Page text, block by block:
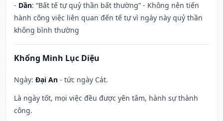
- Dần: “Bất tế tự quỷ thần bất thường” - Không nên tiến
hành công việc liên quan đến tế tự vì ngày này quỷ thần
không bình thường
Khổng Minh Lục Diệu
Ngày: Đại An - tức ngày Cát.
Là ngày tốt, mọi việc đều được yên tâm, hành sự thành
công.